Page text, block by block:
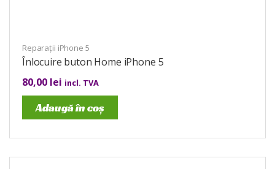
Reparații iPhone 5
Înlocuire buton Home iPhone 5
80,00 lei incl. TVA
Adaugă în coș